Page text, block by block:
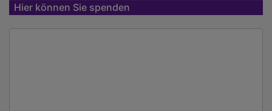
Hier können Sie spenden